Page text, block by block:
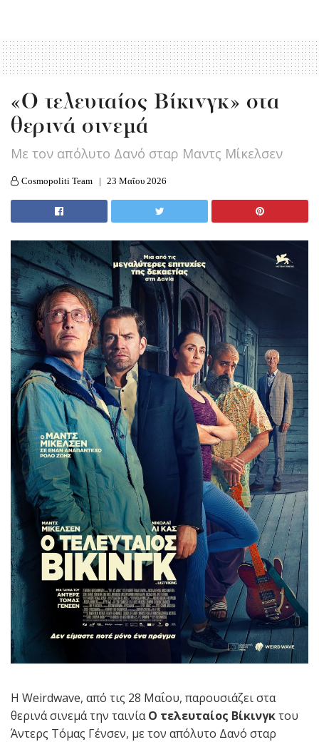
«Ο τελευταίος Βίκινγκ» στα
θερινά σινεμά
Με τον απόλυτο Δανό σταρ Μαντς Μίκελσεν
Cosmopoliti Team 23 Μαΐου 2026
Η Weirdwave, από τις 28 Μαΐου, παρουσιάζει στα
θερινά σινεμά την ταινίαΟ τελευταίος Βίκινγκτου
Άντερς Τόμας Γένσεν, με τον απόλυτο Δανό σταρ